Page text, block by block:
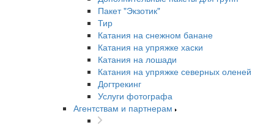
Пакет "Экзотик"
Тир
Катания на снежном банане
Катания на упряжке хаски
Катания на лошади
Катания на упряжке северных оленей
Догтрекинг
Услуги фотографа
Агентствам и партнерам